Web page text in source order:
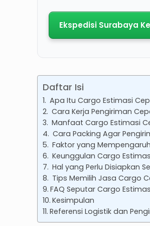
Ekspedisi Surabaya
Daftar Isi
Apa Itu Cargo Estimasi
Cara Kerja Pengiriman
Manfaat Cargo Estimasi
Cara Packing Agar
Faktor yang
Keunggulan Cargo
Hal yang Perlu Disiapkan
Tips Memilih Jasa Cargo
FAQ Seputar Cargo
Kesimpulan
Referensi Logistik dan